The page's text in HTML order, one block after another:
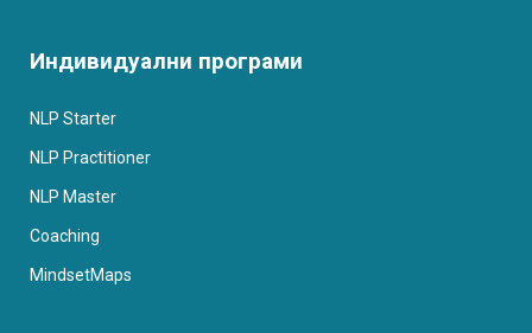
Индивидуални програми
NLP Starter
NLP Practitioner
NLP Master
Coaching
MindsetMaps